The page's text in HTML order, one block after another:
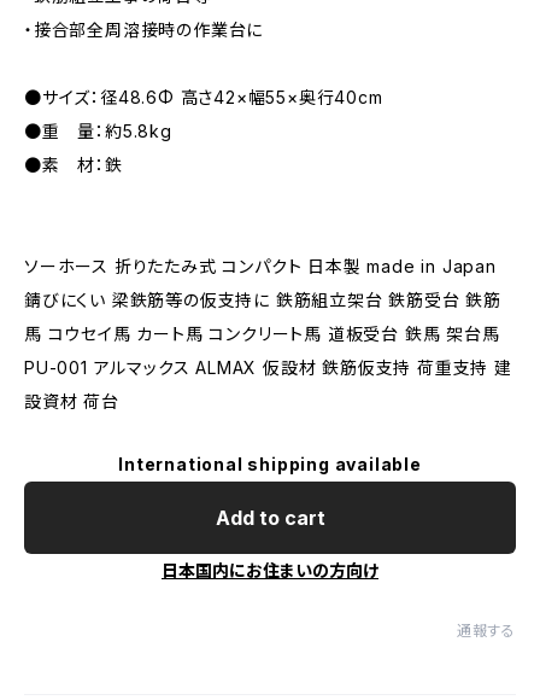
・接合部全周溶接時の作業台に
●サイズ：径48.6Φ 高さ42×幅55×奥行40cm
●重 量：約5.8kg
●素 材：鉄
ソーホース 折りたたみ式 コンパクト 日本製 made in Japan
錆びにくい 梁鉄筋等の仮支持に 鉄筋組立架台 鉄筋受台 鉄筋
馬 コウセイ馬 カート馬 コンクリート馬 道板受台 鉄馬 架台馬
PU-001 アルマックス ALMAX 仮設材 鉄筋仮支持 荷重支持 建
設資材 荷台
International shipping available
Add to cart
日本国内にお住まいの方向け
通報する